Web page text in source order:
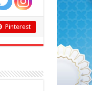
Pinterest